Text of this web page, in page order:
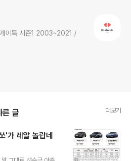
이득 시즌1 2003~2021 /
른 글 더보기
'가 레알 놀랍네